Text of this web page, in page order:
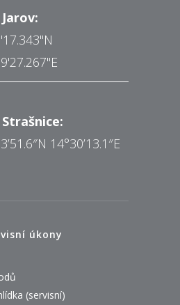
Jarov:
Strašnice:
14°30’13.1″E
úkony
(servisní)